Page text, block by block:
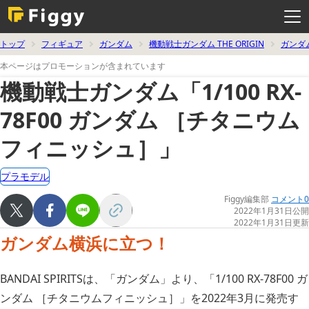
ー
開
く
トップ フィギュア ガンダム 機動戦士ガンダム THE ORIGIN
ガンダ
本ページはプロモーションが含まれています
機動戦士ガンダム「1/100 RX-
78F00 ガンダム ［チタニウム
フィニッシュ］」
プラモデル
Figgy編集部 コメント0
2022年1月31日公開
2022年1月31日更新
ガンダム横浜に立つ！
BANDAI SPIRITSは、「ガンダム」より、「1/100 RX-78F00 ガ
ンダム ［チタニウムフィニッシュ］」を2022年3月に発売す